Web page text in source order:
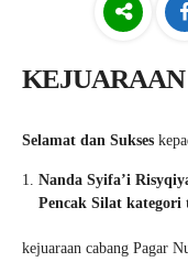
Prestasi
Lainnya
Galeri
GTK
Login
Login Web
Selamat dan Sukses
Nanda Syifa’i
Pencak Silat kategori
kejuaraan cabang Pagar